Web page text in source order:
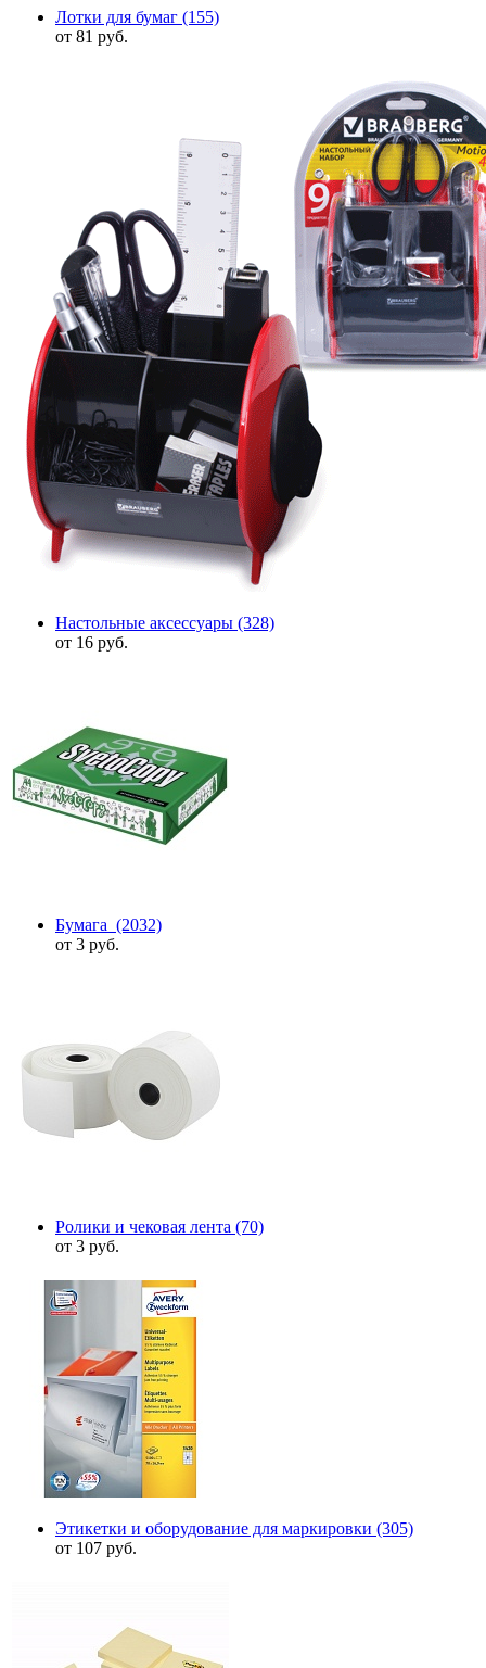
Лотки для бумаг (155)
от 81 руб.
Настольные аксессуары (328)
от 16 руб.
Бумага (2032)
от 3 руб.
Ролики и чековая лента (70)
от 3 руб.
Этикетки и оборудование для маркировки (305)
от 107 руб.